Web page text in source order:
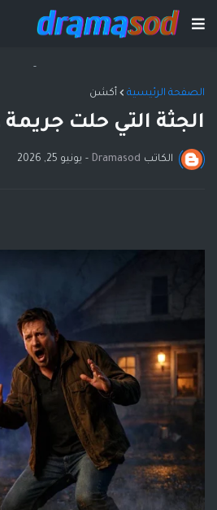
-
الصفحة الرئيسية أكشن
الجثة التي حلت جريمة
الكاتب Dramasod
- يونيو 25, 2026